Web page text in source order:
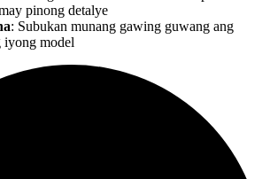
pinong detalye
: Subukan munang gawing guwang ang
iyong model